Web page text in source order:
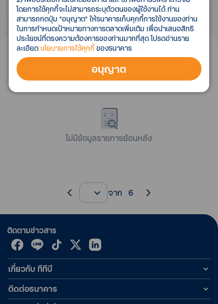
เอกสารอัตราดอกเบี้ยเงินกู้ย้อนหลัง
รายการ ดาวน์โหลด
ไม่มีข้อมูลรายการย้อนหลัง
จาก 6
โดยการใช้คุกกี้จะไม่สามารถระบุตัวตนของผู้ใช้งานได้ ท่าน
สามารถกดปุ่ม “อนุญาต” ให้ธนาคารเก็บคุกกี้การใช้งานของท่าน
ในการกำหนดเป้าหมายทางการตลาดเพิ่มเติม เพื่อนำเสนอสิทธิ
ประโยชน์ที่ตรงความต้องการของท่านมากที่สุด โปรดอ่านราย
ละเอียด นโยบายการใช้คุกกี้ ของธนาคาร
อนุญาต
ติดตามข่าวสาร
เกี่ยวกับ ทีทีบี
ติดต่อธนาคาร